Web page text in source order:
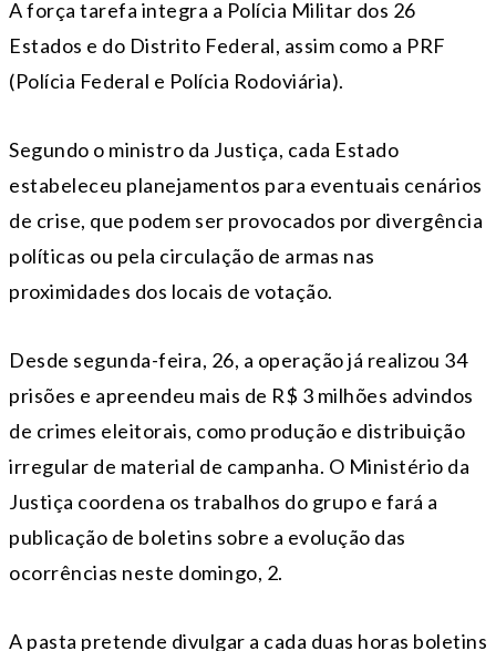
A força tarefa integra a Polícia Militar dos 26
Estados e do Distrito Federal, assim como a PRF
(Polícia Federal e Polícia Rodoviária).
Segundo o ministro da Justiça, cada Estado
estabeleceu planejamentos para eventuais cenários
de crise, que podem ser provocados por divergência
políticas ou pela circulação de armas nas
proximidades dos locais de votação.
Desde segunda-feira, 26, a operação já realizou 34
prisões e apreendeu mais de R$ 3 milhões advindos
de crimes eleitorais, como produção e distribuição
irregular de material de campanha. O Ministério da
Justiça coordena os trabalhos do grupo e fará a
publicação de boletins sobre a evolução das
ocorrências neste domingo, 2.
A pasta pretende divulgar a cada duas horas boletins